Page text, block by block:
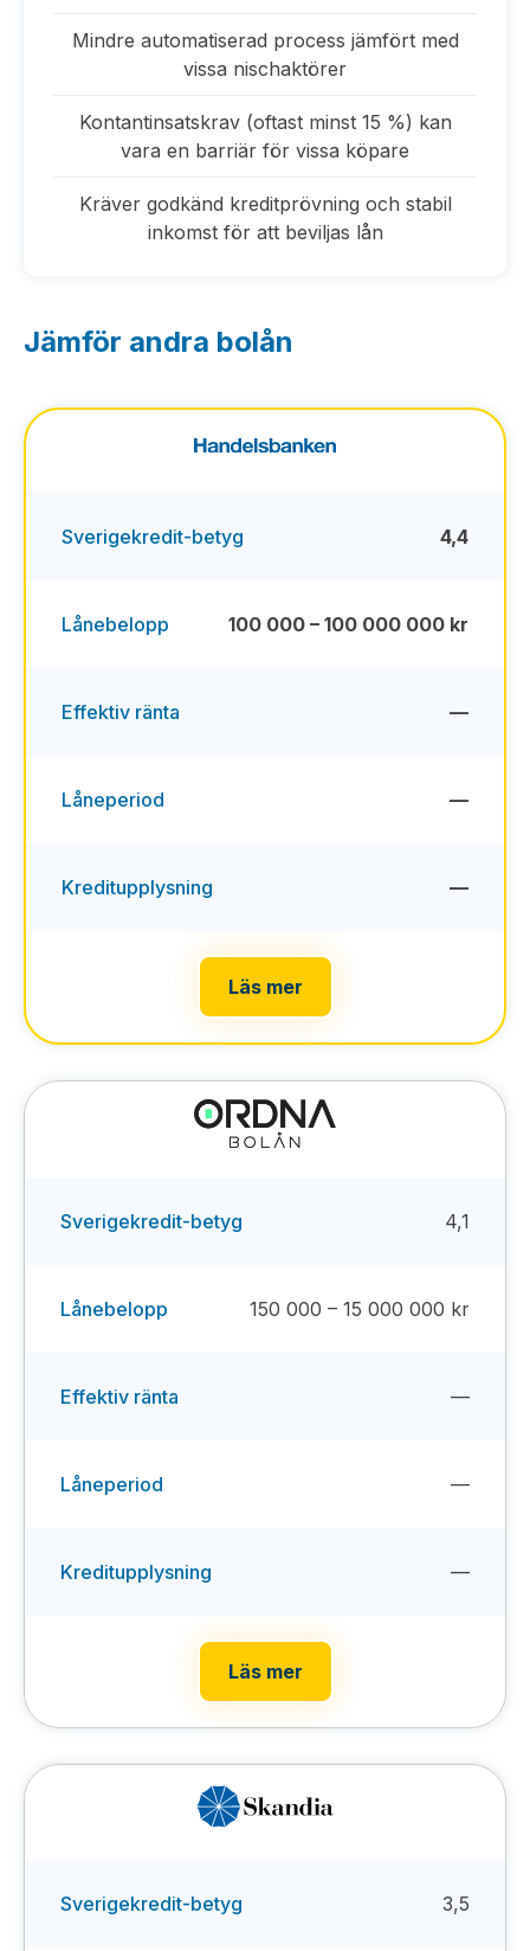
Mindre automatiserad process jämfört med
vissa nischaktörer
Kontantinsatskrav (oftast minst 15 %) kan
vara en barriär för vissa köpare
Kräver godkänd kreditprövning och stabil
inkomst för att beviljas lån
Jämför andra bolån
Sverigekredit-betyg 4,4
Lånebelopp 100 000 – 100 000 000 kr
Effektiv ränta —
Låneperiod —
Kreditupplysning —
Läs mer
Sverigekredit-betyg 4,1
Lånebelopp 150 000 – 15 000 000 kr
Effektiv ränta —
Låneperiod —
Kreditupplysning —
Läs mer
Sverigekredit-betyg 3,5